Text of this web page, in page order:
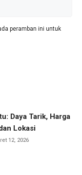
peramban ini untuk
Daya Tarik, Harga
Lokasi
12, 2026